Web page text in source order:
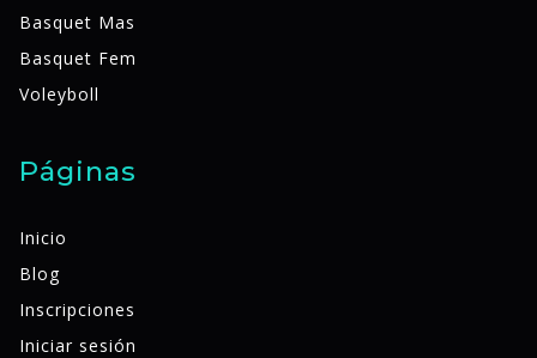
Basquet Mas
Basquet Fem
Voleyboll
Páginas
Inicio
Blog
Inscripciones
Iniciar sesión